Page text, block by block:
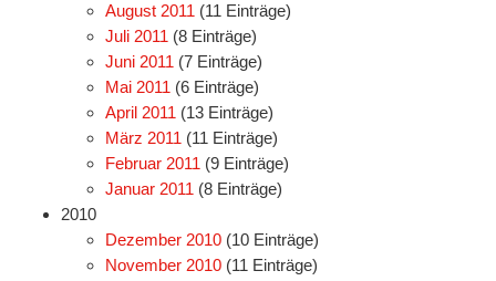
August 2011 (11 Einträge)
Juli 2011 (8 Einträge)
Juni 2011 (7 Einträge)
Mai 2011 (6 Einträge)
April 2011 (13 Einträge)
März 2011 (11 Einträge)
Februar 2011 (9 Einträge)
Januar 2011 (8 Einträge)
2010
Dezember 2010 (10 Einträge)
November 2010 (11 Einträge)